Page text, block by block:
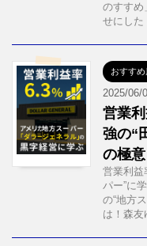
のすすめ
せにした
おすす
2025/06/
営業
強の“
の極意
営業利益
パー”に
の“地方
は！森